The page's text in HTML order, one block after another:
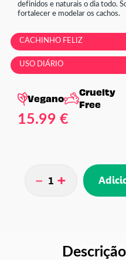
definidos e naturais o dia todo.
fortalecer e modelar os cachos.
CACHINHO FELIZ
USO DIÁRIO
Vegano
Cruelty
Free
15.99 €
- +